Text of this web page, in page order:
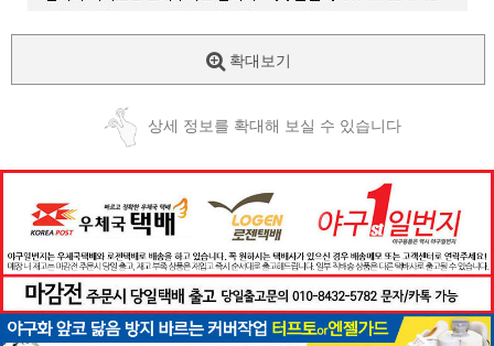
확대보기
상세 정보를 확대해 보실 수 있습니다